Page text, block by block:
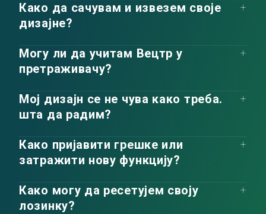
Како да сачувам и извезем своје
дизајне?
Могу ли да учитам Вецтр у
претраживачу?
Мој дизајн се не чува како треба.
шта да радим?
Како пријавити грешке или
затражити нову функцију?
Како могу да ресетујем своју
лозинку?